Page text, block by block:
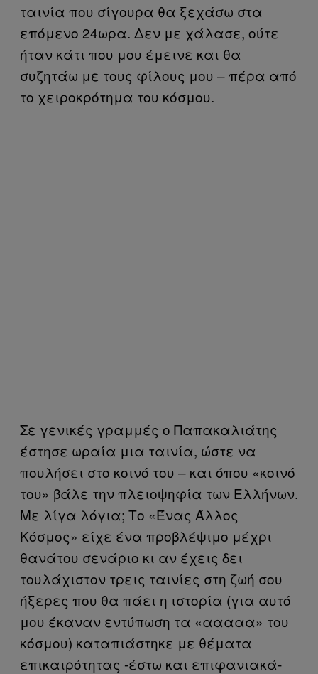
ταινία που σίγουρα θα ξεχάσω στα
επόμενο 24ωρα. Δεν με χάλασε, ούτε
ήταν κάτι που μου έμεινε και θα
συζητάω με τους φίλους μου – πέρα από
το χειροκρότημα του κόσμου.
Σε γενικές γραμμές ο Παπακαλιάτης
έστησε ωραία μια ταινία, ώστε να
πουλήσει στο κοινό του – και όπου «κοινό
του» βάλε την πλειοψηφία των Ελλήνων.
Με λίγα λόγια; Το «Ένας Άλλος
Κόσμος» είχε ένα προβλέψιμο μέχρι
θανάτου σενάριο κι αν έχεις δει
τουλάχιστον τρεις ταινίες στη ζωή σου
ήξερες που θα πάει η ιστορία (για αυτό
μου έκαναν εντύπωση τα «ααααα» του
κόσμου) καταπιάστηκε με θέματα
επικαιρότητας -έστω και επιφανιακά-